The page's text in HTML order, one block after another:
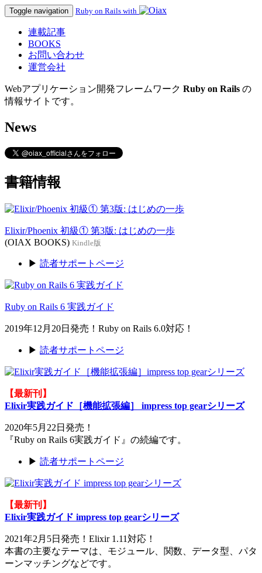
Toggle navigation Ruby on Rails with
連載記事
BOOKS
お問い合わせ
運営会社
Webアプリケーション開発フレームワーク Ruby on Rails の
情報サイトです。
News
書籍情報
Elixir/Phoenix 初級① 第3版: はじめの一歩
(OIAX BOOKS) Kindle版
▶ 読者サポートページ
Ruby on Rails 6 実践ガイド
2019年12月20日発売！Ruby on Rails 6.0対応！
▶ 読者サポートページ
【最新刊】
Elixir実践ガイド［機能拡張編］ impress top gearシリーズ
2020年5月22日発売！
『Ruby on Rails 6実践ガイド』の続編です。
▶ 読者サポートページ
【最新刊】
Elixir実践ガイド impress top gearシリーズ
2021年2月5日発売！Elixir 1.11対応！
本書の主要なテーマは、モジュール、関数、データ型、パタ
ーンマッチングなどです。